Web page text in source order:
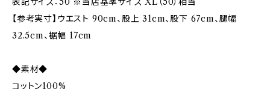
【参考実寸】ウエスト 90cm、股上 31cm、股下 67cm、腿幅
32.5cm、裾幅 17cm
◆素材◆
コットン100%